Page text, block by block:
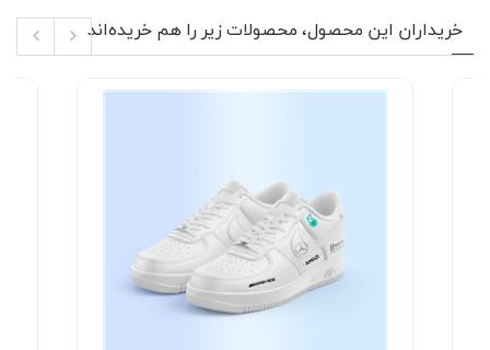
مشکی مرسدس بنز AMG دقیقاً برای همین سلیقه طراحی شده؛
ساده، تیره، قدرتمند و بی‌حاشیه.
ویژگی‌های محصول ⚙️
ضد باد و مقاوم در برابر رطوبت‌های سطحی
دارای دو جیب بیرونی کاربردی و یک جیب داخلی
زیپ استخوانی مقاوم و روان در قسمت جلو
چاپ لوگوی AMG روی سینه با وضوح بالا
الیاف هالو به‌کاررفته در این کاپشن باعث می‌شود گرما به‌خوبی
حفظ شود، در حالی که وزن لباس سنگین و دست‌وپاگیر نیست.
خریداران این محصول، محصولات زیر را هم خریده‌اند